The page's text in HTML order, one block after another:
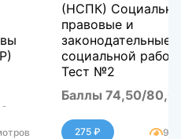
(НСПК)
правовые и
законодательные
социальной
Тест №2
Баллы 74,50/
Оценка 93,13 из
275 ₽ 90